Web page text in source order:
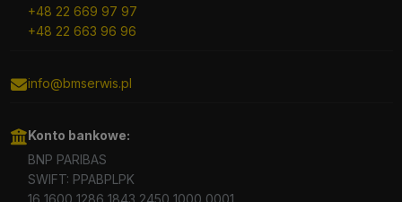
+48 22 669 97 97
+48 22 663 96 96
info@bmserwis.pl
Konto bankowe:
BNP PARIBAS
SWIFT: PPABPLPK
16 1600 1286 1843 2450 1000 0001